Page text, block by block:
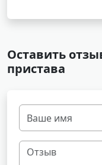
Оставить
пристава